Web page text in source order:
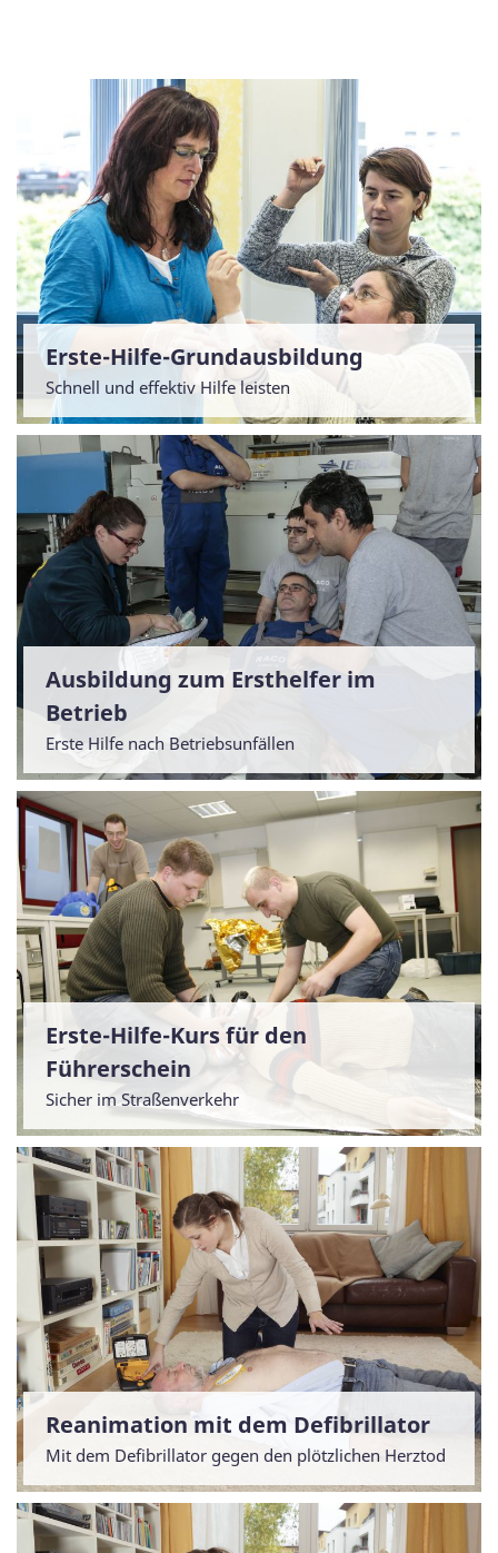
Erste-Hilfe-Grundausbildung
Schnell und effektiv Hilfe leisten
Ausbildung zum Ersthelfer im
Betrieb
Erste Hilfe nach Betriebsunfällen
Erste-Hilfe-Kurs für den
Führerschein
Sicher im Straßenverkehr
Reanimation mit dem Defibrillator
Mit dem Defibrillator gegen den plötzlichen Herztod